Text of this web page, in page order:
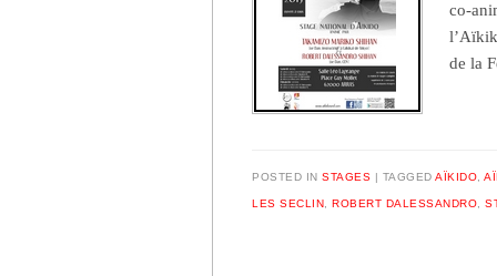
co-
de la
POSTED IN STAGES TAGGED AÏKIDO
LES SECLIN ROBERT DALESSANDRO